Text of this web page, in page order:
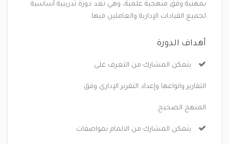
بمهنية وفق منهجية علمية، وهي تعد دورة تدريبية أساسية
لجميع القيادات الإدارية والعاملين فيها.
أهداف الدورة
يتمكن المشارك من التعرف على
التقارير وانواعها وإعداد التقرير الإداري وفق
المنهج الصحيح.
يتمكن المشارك من الالمام بمواصفات